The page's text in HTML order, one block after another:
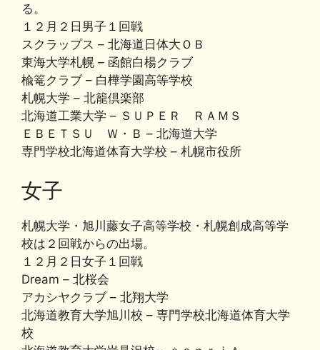
る。
１２月２日男子１回戦
スクラップス – 北海道日体大ＯＢ
東海大学札幌 – 函館白楊クラブ
楡篭クラブ – 白樺学園高等学校
札幌大学 – 北籠倶楽部
北海道工業大学 – ＳＵＰＥＲ ＲＡＭＳ
ＥＢＥＴＳＵ Ｗ・Ｂ – 北海道大学
専門学校北海道体育大学校 – 札幌市役所
女子
札幌大学・旭川藤女子高等学校・札幌創成高等学
校は２回戦からの出場。
１２月２日女子１回戦
Dream – 北桜会
アカシヤクラブ – 北翔大学
北海道教育大学旭川校 – 専門学校北海道体育大学
校